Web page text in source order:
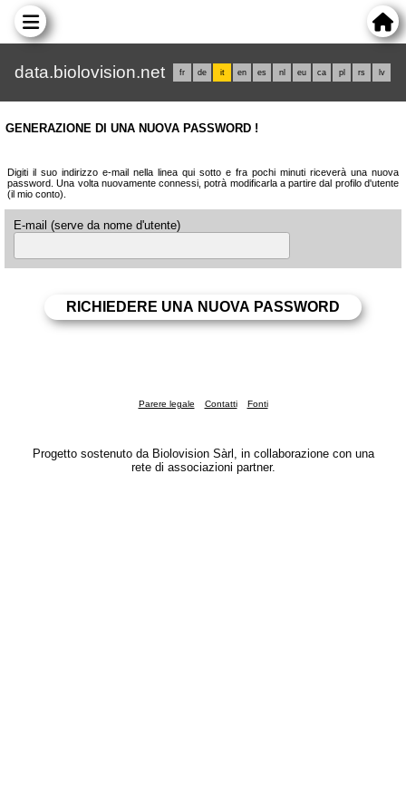
data.biolovision.net fr de it en es nl eu ca pl rs lv
GENERAZIONE DI UNA NUOVA PASSWORD !
Digiti il suo indirizzo e-mail nella linea qui sotto e fra pochi minuti riceverà una nuova
password. Una volta nuovamente connessi, potrà modificarla a partire dal profilo d'utente
(il mio conto).
E-mail (serve da nome d'utente)
Parere legale Contatti Fonti
Progetto sostenuto da Biolovision Sàrl, in collaborazione con una
rete di associazioni partner.